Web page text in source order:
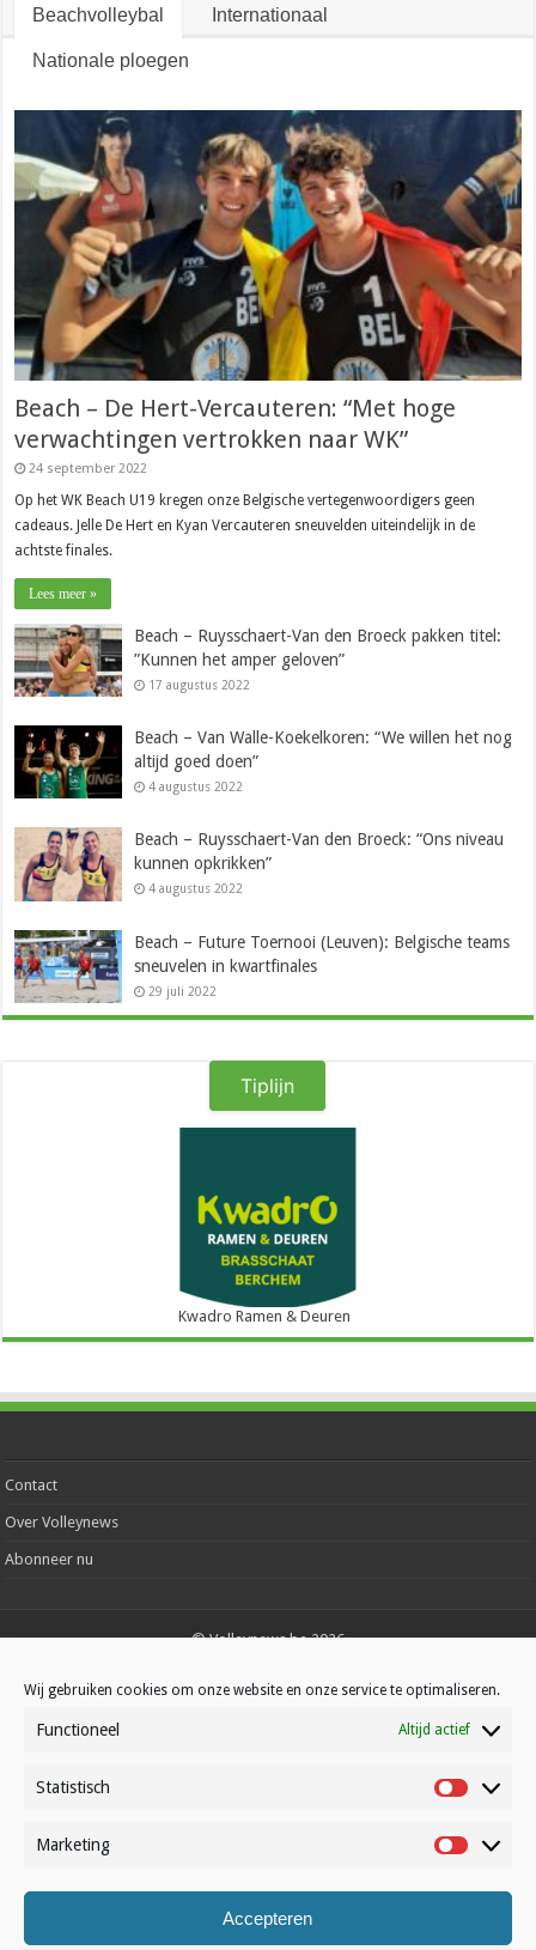
Wij gebruiken cookies om onze website en onze service te optimaliseren.
Functioneel Altijd actief
Statistisch Statistisch
Marketing
Accepteren
Beachvolleybal Internationaal
Nationale ploegen
Beach – De Hert-Vercauteren: “Met hoge
verwachtingen vertrokken naar WK”
24 september 2022
Op het WK Beach U19 kregen onze Belgische vertegenwoordigers geen
cadeaus. Jelle De Hert en Kyan Vercauteren sneuvelden uiteindelijk in de
achtste finales.
Lees meer »
Beach – Ruysschaert-Van den Broeck pakken titel:
”Kunnen het amper geloven”
17 augustus 2022
Beach – Van Walle-Koekelkoren: “We willen het nog
altijd goed doen”
4 augustus 2022
Beach – Ruysschaert-Van den Broeck: “Ons niveau
kunnen opkrikken”
4 augustus 2022
Beach – Future Toernooi (Leuven): Belgische teams
sneuvelen in kwartfinales
29 juli 2022
Tiplijn
Kwadro Ramen & Deuren
Contact
Over Volleynews
Abonneer nu
© Volleynews.be2026